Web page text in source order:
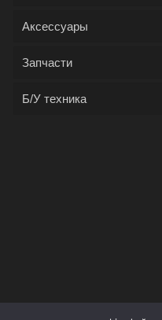
Аксессуары
Запчасти
Б/У техника